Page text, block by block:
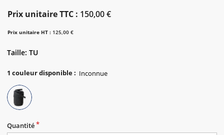
Prix unitaire TTC : 150,00 €
Prix unitaire HT : 125,00 €
Taille: TU
1 couleur disponible:
Quantité